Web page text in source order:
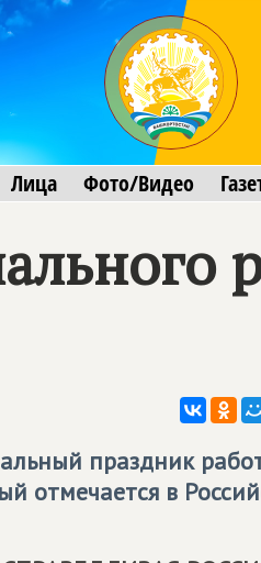
Лица Фото/Видео
праздник
отмечается в